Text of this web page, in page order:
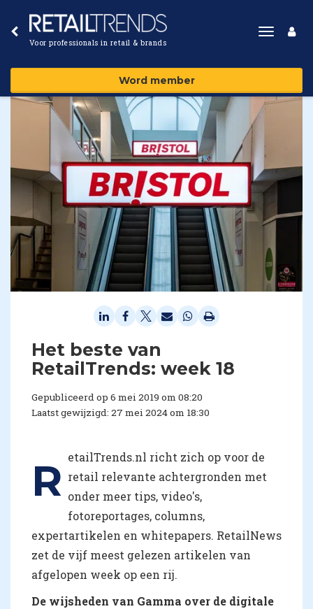
Voor professionals in retail & brands
Toggle
Word member
Het beste van
RetailTrends: week 18
Gepubliceerd op 6 mei 2019 om 08:20
Laatst gewijzigd: 27 mei 2024 om 18:30
R etailTrends.nl richt zich op voor de
retail relevante achtergronden met
onder meer tips, video's,
fotoreportages, columns,
expertartikelen en whitepapers. RetailNews
zet de vijf meest gelezen artikelen van
afgelopen week op een rij.
De wijsheden van Gamma over de digitale